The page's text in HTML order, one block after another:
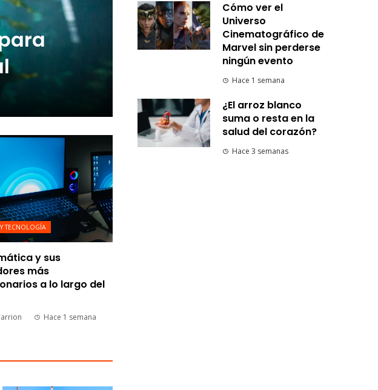
TECNOLOGÍA
y sus
más
a lo largo del
Hace 1 semana
Cómo ver el
Universo
Cinematográfico de
Marvel sin perderse
ningún evento
Hace 1 semana
¿El arroz blanco
suma o resta en la
salud del corazón?
Hace 3 semanas